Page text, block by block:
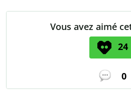
Vous avez aimé
24
0